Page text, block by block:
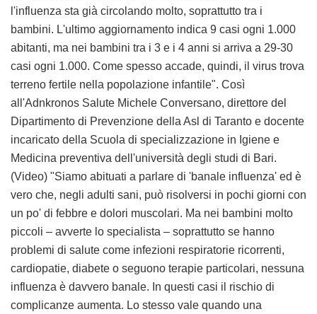
l'influenza sta già circolando molto, soprattutto tra i
bambini. L'ultimo aggiornamento indica 9 casi ogni 1.000
abitanti, ma nei bambini tra i 3 e i 4 anni si arriva a 29-30
casi ogni 1.000. Come spesso accade, quindi, il virus trova
terreno fertile nella popolazione infantile". Così
all'Adnkronos Salute Michele Conversano, direttore del
Dipartimento di Prevenzione della Asl di Taranto e docente
incaricato della Scuola di specializzazione in Igiene e
Medicina preventiva dell'università degli studi di Bari.
(Video) "Siamo abituati a parlare di 'banale influenza' ed è
vero che, negli adulti sani, può risolversi in pochi giorni con
un po' di febbre e dolori muscolari. Ma nei bambini molto
piccoli – avverte lo specialista – soprattutto se hanno
problemi di salute come infezioni respiratorie ricorrenti,
cardiopatie, diabete o seguono terapie particolari, nessuna
influenza è davvero banale. In questi casi il rischio di
complicanze aumenta. Lo stesso vale quando una